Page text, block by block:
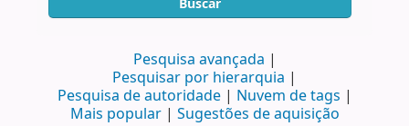
Buscar
Pesquisa avançada
Pesquisar por hierarquia
Pesquisa de autoridade
Nuvem de tags
Mais popular
Sugestões de aquisição